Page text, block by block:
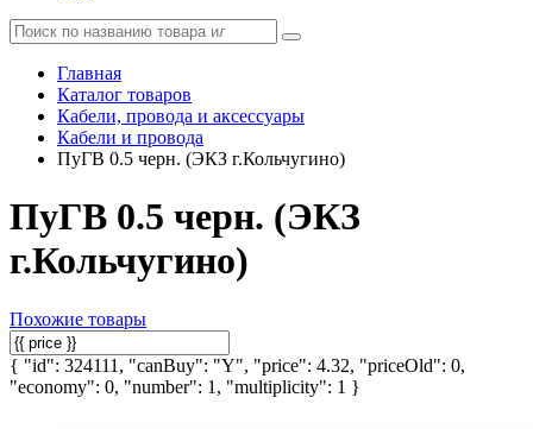
Главная
Каталог товаров
Кабели, провода и аксессуары
Кабели и провода
ПуГВ 0.5 черн. (ЭКЗ г.Кольчугино)
ПуГВ 0.5 черн. (ЭКЗ
г.Кольчугино)
Похожие товары
{ "id": 324111, "canBuy": "Y", "price": 4.32, "priceOld": 0,
"economy": 0, "number": 1, "multiplicity": 1 }